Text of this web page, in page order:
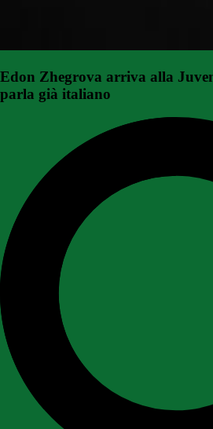
Edon Zhegrova arriva alla
parla già italiano